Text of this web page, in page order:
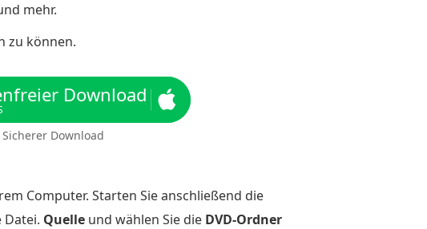
mehr.
zu können.
Download
Sicherer Download
Computer. Starten Sie anschließend die
Datei. Quelle und wählen Sie die DVD-Ordner